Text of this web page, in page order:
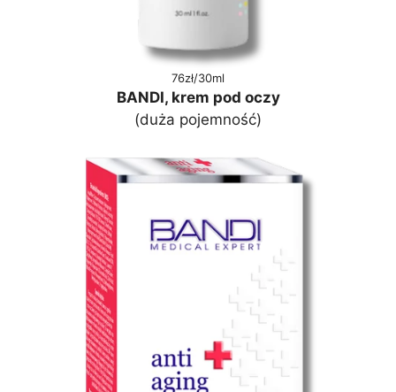
76zł/30ml
BANDI, krem pod oczy
(duża pojemność)